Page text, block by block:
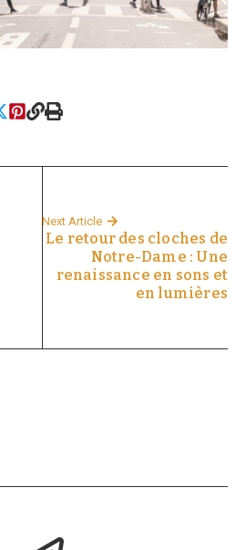
Next Article
Le retour des cloches de
Notre-Dame : Une
renaissance en sons et
en lumières